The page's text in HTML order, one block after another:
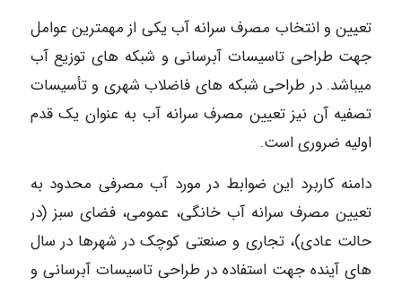
تعیین و انتخاب مصرف سرانه آب یکی از مهمترین عوامل
جهت طراحی تاسیسات آبرسانی و شبکه های توزیع آب
میباشد. در طراحی شبکه های فاضلاب شهری و تأسیسات
تصفیه آن نیز تعیین مصرف سرانه آب به عنوان یک قدم
اولیه ضروری است.
دامنه کاربرد این ضوابط در مورد آب مصرفی محدود به
تعیین مصرف سرانه آب خانگی، عمومی، فضای سبز (در
حالت عادی)، تجاری و صنعتی کوچک در شهرها در سال
های آینده جهت استفاده در طراحی تاسیسات آبرسانی و